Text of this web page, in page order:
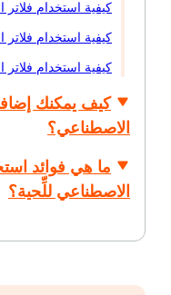
كيفية استخدام
كيفية استخدام
كيفية استخدام فلاتر
كيف يمكنك
الاصطناعي؟
ما هي فوائد
الاصطناعي للِّحية؟